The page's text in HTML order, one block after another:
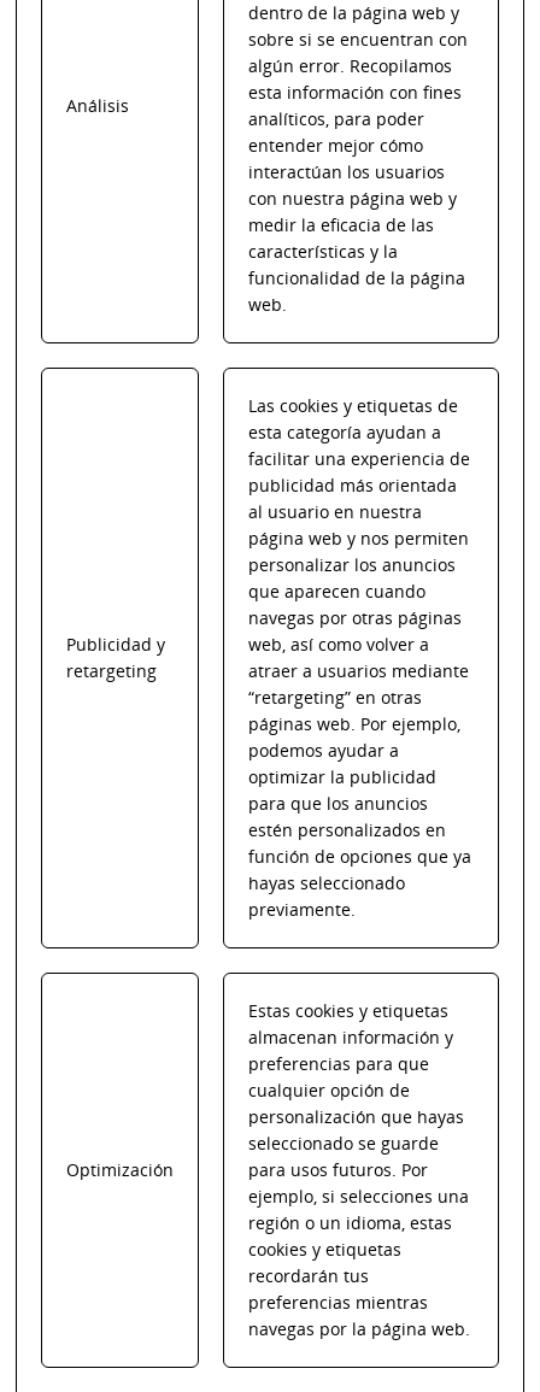
Análisis
dentro de la página web y
sobre si se encuentran con
algún error. Recopilamos
esta información con fines
analíticos, para poder
entender mejor cómo
interactúan los usuarios
con nuestra página web y
medir la eficacia de las
características y la
funcionalidad de la página
web.
Publicidad y
retargeting
Las cookies y etiquetas de
esta categoría ayudan a
facilitar una experiencia de
publicidad más orientada
al usuario en nuestra
página web y nos permiten
personalizar los anuncios
que aparecen cuando
navegas por otras páginas
web, así como volver a
atraer a usuarios mediante
“retargeting” en otras
páginas web. Por ejemplo,
podemos ayudar a
optimizar la publicidad
para que los anuncios
estén personalizados en
función de opciones que ya
hayas seleccionado
previamente.
Optimización
Estas cookies y etiquetas
almacenan información y
preferencias para que
cualquier opción de
personalización que hayas
seleccionado se guarde
para usos futuros. Por
ejemplo, si selecciones una
región o un idioma, estas
cookies y etiquetas
recordarán tus
preferencias mientras
navegas por la página web.